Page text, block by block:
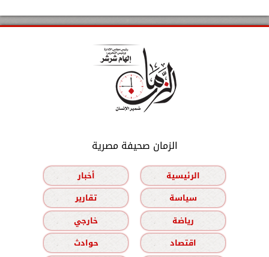
الزمان صحيفة مصرية
الرئيسية
أخبار
سياسة
تقارير
رياضة
خارجي
اقتصاد
حوادث